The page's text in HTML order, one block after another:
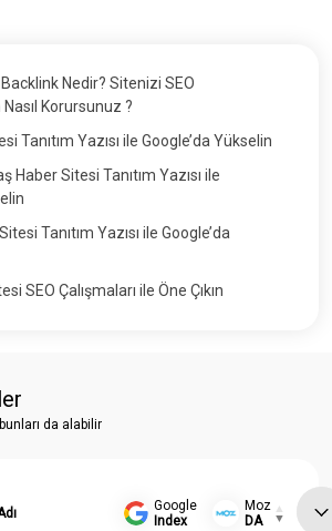
Nedir? Sitenizi SEO
Korursunuz ?
Tanıtım Yazısı ile Google’da Yükselin
Haber Sitesi Tanıtım Yazısı ile
Tanıtım Yazısı ile Google’da
SEO Çalışmaları ile Öne Çıkın
da alabilir
Google
Index
Moz
DA